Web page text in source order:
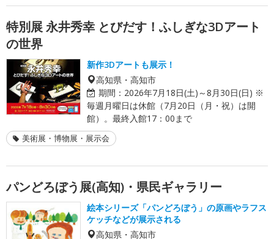
特別展 永井秀幸 とびだす！ふしぎな3Dアート
の世界
新作3Dアートも展示！
高知県・高知市
期間： 2026年7月18日(土)～8月30日(日) ※
毎週月曜日は休館（7月20日（月・祝）は開
館）。最終入館17：00まで
美術展・博物展・展示会
パンどろぼう展(高知)・県民ギャラリー
絵本シリーズ「パンどろぼう」の原画やラフス
ケッチなどが展示される
高知県・高知市